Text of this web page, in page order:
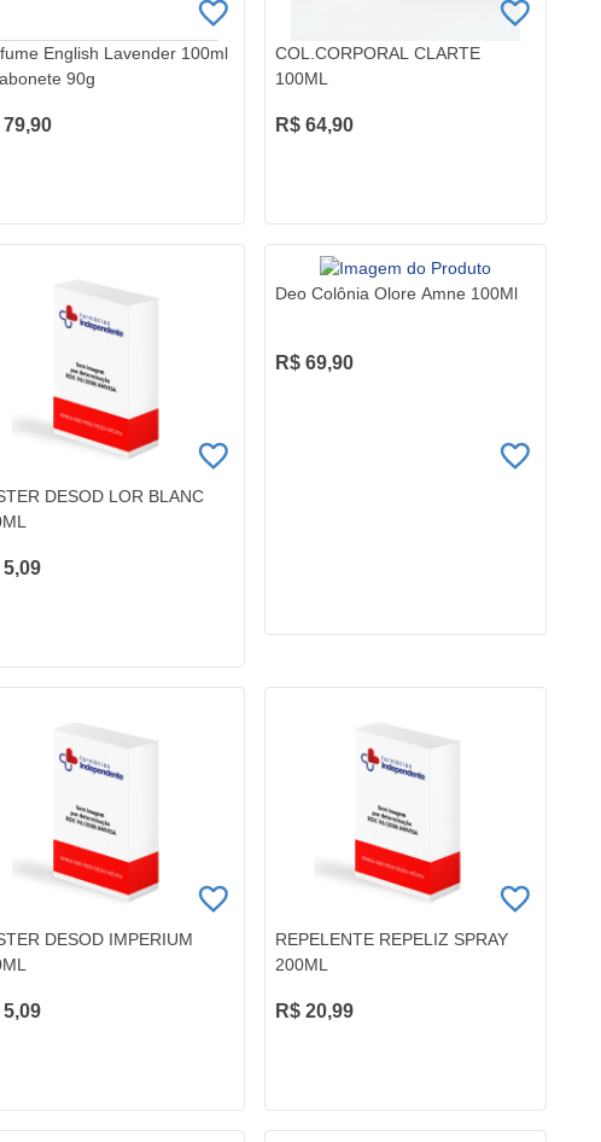
English Lavender 100ml
90g
79,90
COL.CORPORAL CLARTE
100ML
R$ 64,90
DESOD LOR BLANC
5,09
Deo Colônia Olore Amne 100Ml
R$ 69,90
DESOD IMPERIUM
5,09
REPELENTE REPELIZ SPRAY
200ML
R$ 20,99